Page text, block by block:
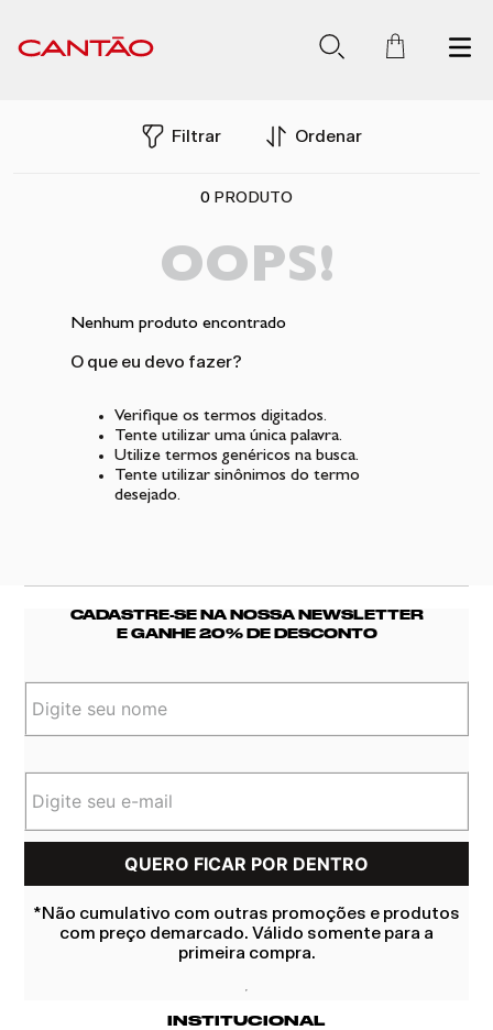
Filtrar Ordenar
0 PRODUTO
OOPS!
Nenhum produto encontrado
O que eu devo fazer?
Verifique os termos digitados.
Tente utilizar uma única palavra.
Utilize termos genéricos na busca.
Tente utilizar sinônimos do termo
desejado.
CADASTRE-SE NA NOSSA NEWSLETTER
E GANHE 20% DE DESCONTO
*Não cumulativo com outras promoções e produtos
com preço demarcado. Válido somente para a
primeira compra.
INSTITUCIONAL